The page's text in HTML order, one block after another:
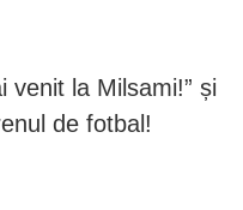
venit la Milsami!” și
de fotbal!